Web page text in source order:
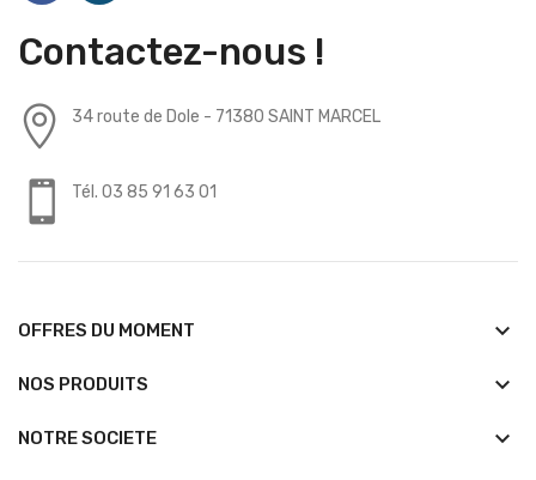
Contactez-nous !
34 route de Dole - 71380 SAINT MARCEL
Tél. 03 85 91 63 01
OFFRES DU MOMENT keyboard_arrow_down
NOS PRODUITS keyboard_arrow_down
NOTRE SOCIETE
keyboard_arrow_down